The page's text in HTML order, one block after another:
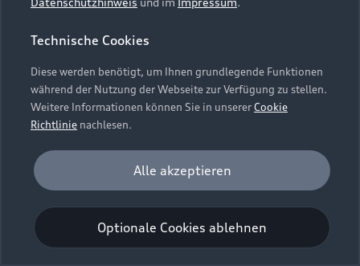
Technische Cookies
Diese werden benötigt, um Ihnen grundlegende Funktionen
während der Nutzung der Webseite zur Verfügung zu stellen.
Weitere Informationen können Sie in unsererCookie
Richtlinie nachlesen.
Analyse und Statistik
Performance Cookies sammeln Informationen
darüber, wie unsere Webseite genutzt wird (z. B.
Anzahl der Besuche, Verweildauer). Diese Cookies
werden zur Optimierung der Webseite verwendet.
Optionale Cookies ablehnen
Alle akzeptieren
Bordbuch & Bedienungsanleitungen
Verträge kündigen
Vertrag widerrufen
Presse & Media Center
Datenschutz
Audi erleben
Newsletter
Datenschutzinformation
Cookie-Richtlinie
Barrierefreiheit
Digital Services Act
EU Data Act
Embleme am Fahrzeug bei allen Abbildungen auf dieser
Webseite kann abweichen.